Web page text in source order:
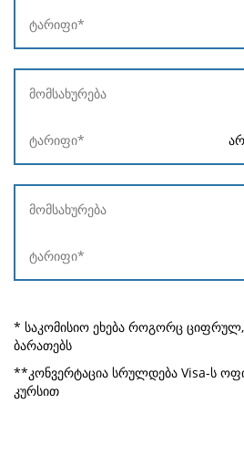
* საკომისიო ეხება როგორც ციფრულ,
ბარათებს
**კონვერტაცია სრულდება Visa-ს
კურსით